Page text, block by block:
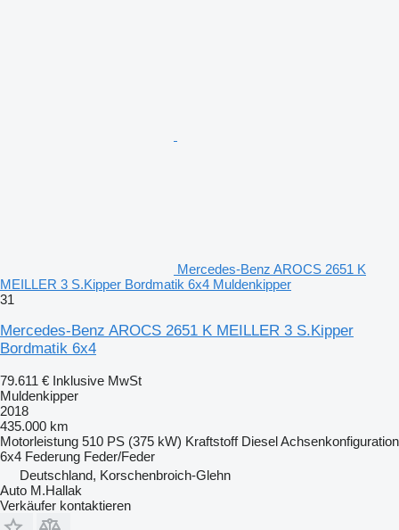
Mercedes-Benz AROCS 2651 K
MEILLER 3 S.Kipper Bordmatik 6x4 Muldenkipper
31
Mercedes-Benz AROCS 2651 K MEILLER 3 S.Kipper
Bordmatik 6x4
79.611 € Inklusive MwSt
Muldenkipper
2018
435.000 km
Motorleistung 510 PS (375 kW) Kraftstoff DieselAchsenkonfiguration
6x4 Federung Feder/Feder
Deutschland, Korschenbroich-Glehn
Auto M.Hallak
Verkäufer kontaktieren